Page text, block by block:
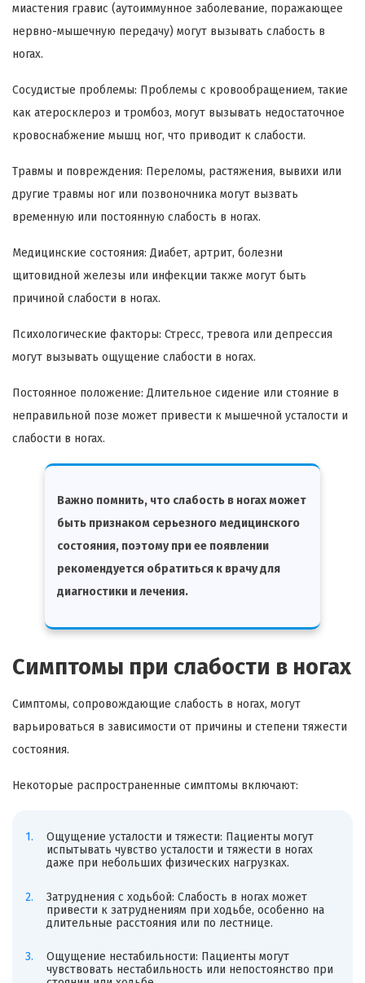
миастения гравис (аутоиммунное заболевание, поражающее
нервно-мышечную передачу) могут вызывать слабость в
ногах.
Сосудистые проблемы: Проблемы с кровообращением, такие
как атеросклероз и тромбоз, могут вызывать недостаточное
кровоснабжение мышц ног, что приводит к слабости.
Травмы и повреждения: Переломы, растяжения, вывихи или
другие травмы ног или позвоночника могут вызвать
временную или постоянную слабость в ногах.
Медицинские состояния: Диабет, артрит, болезни
щитовидной железы или инфекции также могут быть
причиной слабости в ногах.
Психологические факторы: Стресс, тревога или депрессия
могут вызывать ощущение слабости в ногах.
Постоянное положение: Длительное сидение или стояние в
неправильной позе может привести к мышечной усталости и
слабости в ногах.
Важно помнить, что слабость в ногах может
быть признаком серьезного медицинского
состояния, поэтому при ее появлении
рекомендуется обратиться к врачу для
диагностики и лечения.
Симптомы при слабости в ногах
Симптомы, сопровождающие слабость в ногах, могут
варьироваться в зависимости от причины и степени тяжести
состояния.
Некоторые распространенные симптомы включают:
Ощущение усталости и тяжести: Пациенты могут
испытывать чувство усталости и тяжести в ногах
даже при небольших физических нагрузках.
Затруднения с ходьбой: Слабость в ногах может
привести к затруднениям при ходьбе, особенно на
длительные расстояния или по лестнице.
Ощущение нестабильности: Пациенты могут
чувствовать нестабильность или непостоянство при